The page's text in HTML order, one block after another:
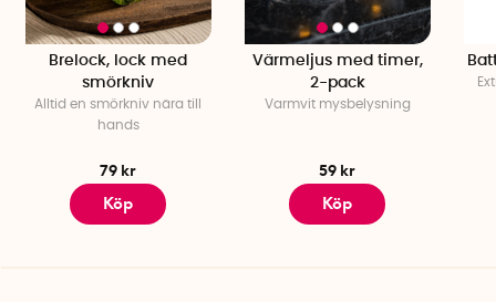
Brelock, lock med
smörkniv
Alltid en smörkniv nära till
hands
79 kr
Köp
Värmeljus med timer,
2-pack
Varmvit mysbelysning
59 kr
Köp